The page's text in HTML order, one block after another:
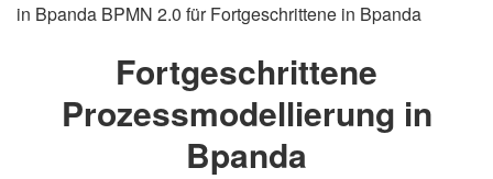
in Bpanda BPMN 2.0 für Fortgeschrittene in Bpanda
Fortgeschrittene
Prozessmodellierung in
Bpanda